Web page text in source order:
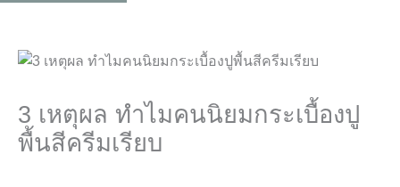
3 เหตุผล ทำไมคนนิยมกระเบื้องปู
พื้นสีครีมเรียบ